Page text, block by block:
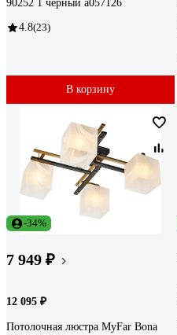
90252 1 черный a057126
4.8(23)
В корзину
-34%
7 949 ₽
12 095 ₽
Потолочная люстра MyFar Bona